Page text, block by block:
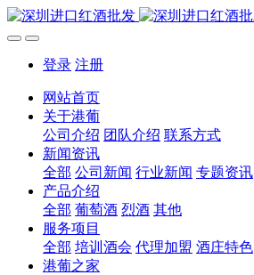
登录 注册
网站首页
关于港葡
公司介绍 团队介绍 联系方式
新闻资讯
全部 公司新闻 行业新闻 专题资讯
产品介绍
全部 葡萄酒 烈酒 其他
服务项目
全部 培训酒会 代理加盟 酒庄特色
港葡之家